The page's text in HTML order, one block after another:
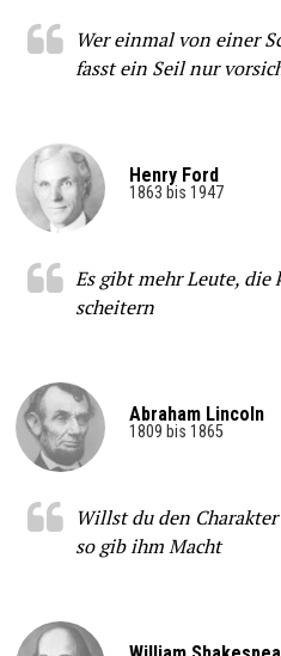
Wer einmal von einer
fasst ein Seil nur
Henry Ford
1863 bis 1947
Es gibt mehr Leute, die
scheitern
Abraham Lincoln
1809 bis 1865
Willst du den
so gib ihm Macht